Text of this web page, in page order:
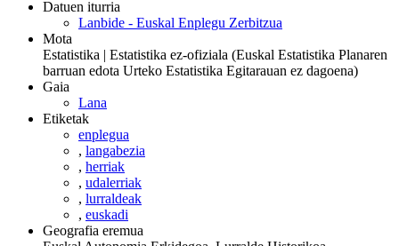
Datuen iturria
Lanbide - Euskal Enplegu Zerbitzua
Mota
Estatistika | Estatistika ez-ofiziala (Euskal Estatistika Planaren
barruan edota Urteko Estatistika Egitarauan ez dagoena)
Gaia
Lana
Etiketak
enplegua
, langabezia
, herriak
, udalerriak
, lurraldeak
, euskadi
Geografia eremua